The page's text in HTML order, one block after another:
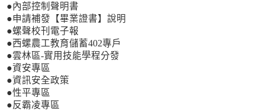
●內部控制聲明書
●申請補發【畢業證書】說明
●螺聲校刊電子報
●西螺農工教育儲蓄402專戶
●雲林區-實用技能學程分發
●資安專區
●資訊安全政策
●性平專區
●反霸凌專區